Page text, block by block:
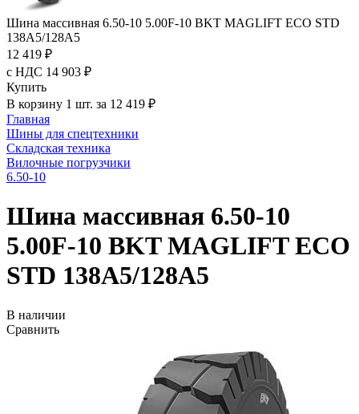
Шина массивная 6.50-10 5.00F-10 BKT MAGLIFT ECO STD
138A5/128A5
12 419 ₽
с НДС 14 903 ₽
Купить
В корзину 1 шт. за 12 419 ₽
Главная
Шины для спецтехники
Складская техника
Вилочные погрузчики
6.50-10
Шина массивная 6.50-10
5.00F-10 BKT MAGLIFT ECO
STD 138A5/128A5
В наличии
Сравнить